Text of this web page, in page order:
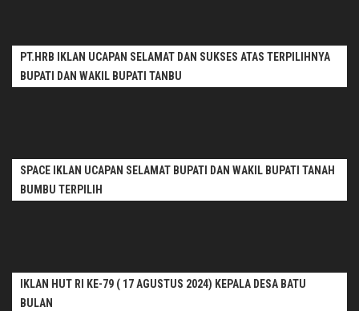
PT.HRB IKLAN UCAPAN SELAMAT DAN SUKSES ATAS TERPILIHNYA
BUPATI DAN WAKIL BUPATI TANBU
SPACE IKLAN UCAPAN SELAMAT BUPATI DAN WAKIL BUPATI TANAH
BUMBU TERPILIH
IKLAN HUT RI KE-79 ( 17 AGUSTUS 2024) KEPALA DESA BATU
BULAN